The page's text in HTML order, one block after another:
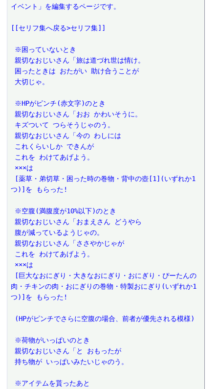
イベント」を編集するページです。
[[セリフ集へ戻る>セリフ集]]
※困っていないとき
親切なおじいさん「旅は道づれ世は情け。
困ったときは おたがい 助け合うことが
大切じゃ。
※HPがピンチ(赤文字)のとき
親切なおじいさん「おお かわいそうに。
キズついて つらそうじゃのう。
親切なおじいさん「今の わしには
これくらいしか できんが
これを わけてあげよう。
×××は
つ)]を もらった!
※空腹(満腹度が10%以下)のとき
親切なおじいさん「おまえさん どうやら
腹が減っているようじゃの。
親切なおじいさん「ささやかじゃが
これを わけてあげよう。
×××は
肉・チキンの肉・おにぎりの巻物・特製おにぎり(いずれか1
つ)]を もらった!
(HPがピンチでさらに空腹の場合、前者が優先される模様)
※荷物がいっぱいのとき
親切なおじいさん「と おもったが
持ち物が いっぱいみたいじゃのう。
※アイテムを貰ったあと